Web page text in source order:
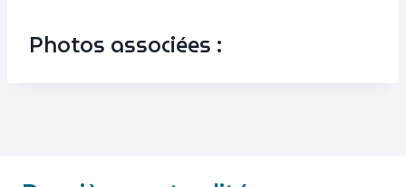
Photos associées :